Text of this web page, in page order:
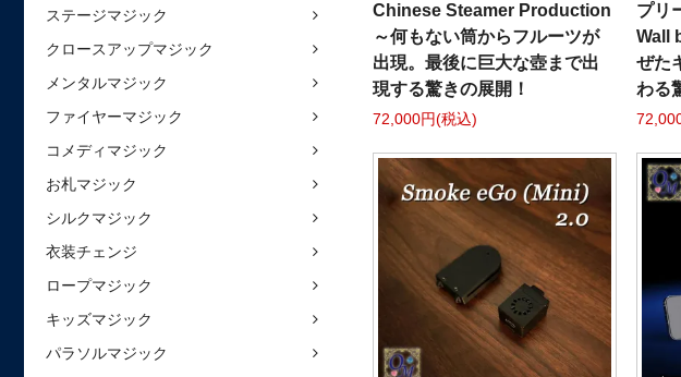
ステージマジック
クロースアップマジック
メンタルマジック
ファイヤーマジック
コメディマジック
お札マジック
シルクマジック
衣装チェンジ
ロープマジック
キッズマジック
パラソルマジック
Chinese Steamer Production
～何もない筒からフルーツが
出現。最後に巨大な壺まで出
現する驚きの展開！
72,000円(税込)
プリ
Wall
ぜた
わる